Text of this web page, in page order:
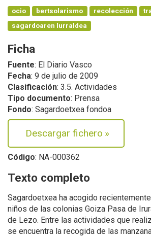
ocio bertsolarismo recolección
sagardoaren lurraldea
Ficha
Fuente: El Diario Vasco
Fecha: 9 de julio de 2009
Clasificación: 3.5. Actividades
Tipo documento: Prensa
Fondo: Sagardoetxea fondoa
Descargar fichero »
Código: NA-000362
Texto completo
Sagardoetxea ha acogido
niños de las colonias Goiza Pasa de
de Lezo. Entre las actividades que
se encuentra la recogida de las